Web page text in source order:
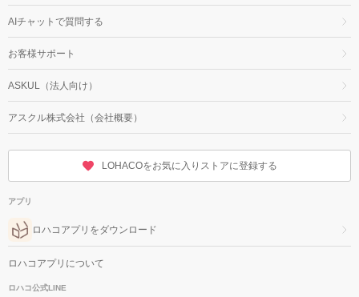
AIチャットで質問する
お客様サポート
ASKUL（法人向け）
アスクル株式会社（会社概要）
LOHACOをお気に入りストアに登録する
アプリ
ロハコアプリをダウンロード
ロハコアプリについて
ロハコ公式LINE